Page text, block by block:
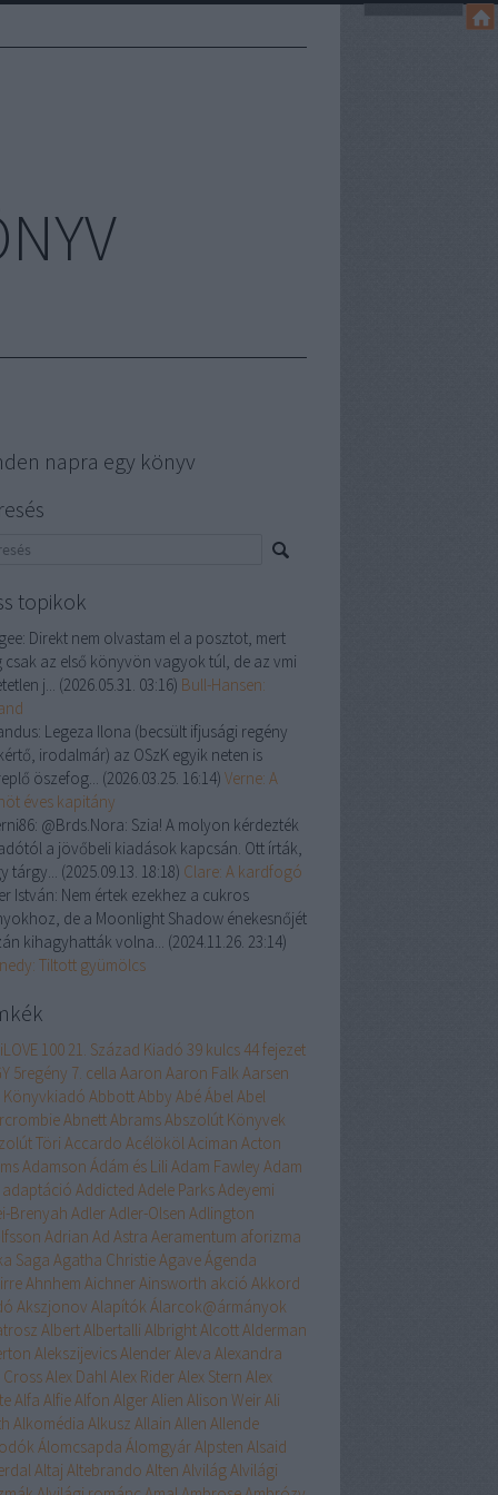
napra egy könyv
topikok
Direkt nem olvastam el a posztot, mert
csak az első könyvön vagyok túl, de az vmi
j... (2026.05.31. 03:16) Bull-Hansen:
Legeza Ilona (becsült ifjusági regény
irodalmár) az OSzK egyik neten is
öszefog... (2026.03.25. 16:14) Verne: A
éves kapitány
@Brds.Nora: Szia! A molyon kérdezték
a jövőbeli kiadások kapcsán. Ott írták,
tárgy... (2025.09.13. 18:18) Clare: A kardfogó
István: Nem értek ezekhez a cukros
de a Moonlight Shadow énekesnőjét
kihagyhatták volna... (2024.11.26. 23:14)
Tiltott gyümölcs
100 21. Század Kiadó 39 kulcs 44 fejezet
5regény 7. cella Aaron Aaron Falk Aarsen
Könyvkiadó AbbottAbby AbéÁbelAbel
AbnettAbramsAbszolút Könyvek
Töri Accardo AcélökölAciman Acton
Adamson Ádám és Lili Adam Fawley Adam
adaptáció Addicted Adele ParksAdeyemi
Brenyah AdlerAdler-Olsen Adlington
Adrian Ad Astra Aeramentum aforizma
Saga Agatha ChristieAgaveÁgenda
Ahnhem AichnerAinsworth akció Akkord
Akszjonov Alapítók Álarcok@ármányok
AlbertAlbertalli AlbrightAlcottAlderman
AlekszijevicsAlenderAleva Alexandra
CrossAlex DahlAlex RiderAlex Stern Alex
Alfa AlfieAlfon AlgerAlien Alison WeirAli
Alkomédia Alkusz Allain Allen Allende
Álomcsapda ÁlomgyárAlpsten Alsaid
Altaj Altebrando Alten AlvilágAlvilági